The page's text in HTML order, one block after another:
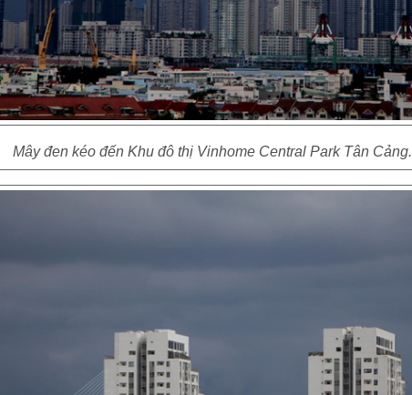
Mây đen kéo đến Khu đô thị Vinhome Central Park Tân Cảng.